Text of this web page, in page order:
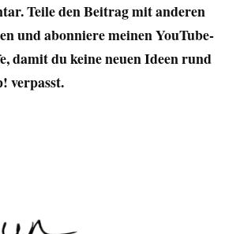
Teile den Beitrag mit anderen
und abonniere meinen YouTube-
damit du keine neuen Ideen rund
verpasst.